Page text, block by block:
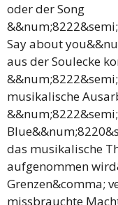
oder der Song
Say about
aus der Soulecke
musikalische
das musikalische
aufgenommen
Grenzen&comma;
missbrauchte